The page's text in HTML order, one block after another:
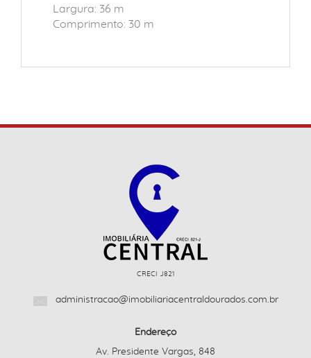
Largura: 36 m
Comprimento: 30 m
CRECI J821
administracao@imobiliariacentraldourados.com.br
Endereço
Av. Presidente Vargas, 848